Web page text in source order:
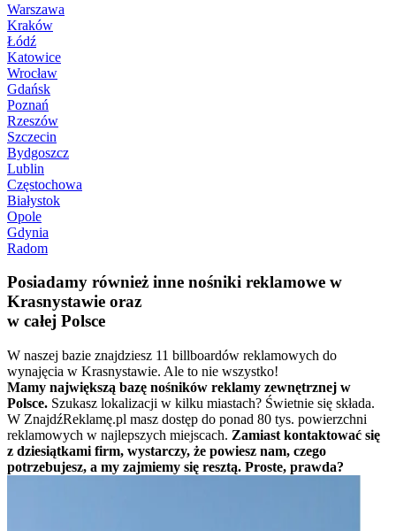
Warszawa
Kraków
Łódź
Katowice
Wrocław
Gdańsk
Poznań
Rzeszów
Szczecin
Bydgoszcz
Lublin
Częstochowa
Białystok
Opole
Gdynia
Radom
Posiadamy również inne nośniki reklamowe w
Krasnystawie oraz
w całej Polsce
W naszej bazie znajdziesz 11 billboardów reklamowych do
wynajęcia w Krasnystawie. Ale to nie wszystko!
Mamy największą bazę nośników reklamy zewnętrznej w
Polsce. Szukasz lokalizacji w kilku miastach? Świetnie się składa.
W ZnajdźReklamę.pl masz dostęp do ponad 80 tys. powierzchni
reklamowych w najlepszych miejscach. Zamiast kontaktować się
z dziesiątkami firm, wystarczy, że powiesz nam, czego
potrzebujesz, a my zajmiemy się resztą. Proste, prawda?